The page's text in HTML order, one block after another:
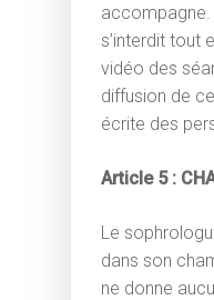
s’interdit tout
vidéo des
diffusion de
écrite des
Article 5 :
Le
dans son
ne donne